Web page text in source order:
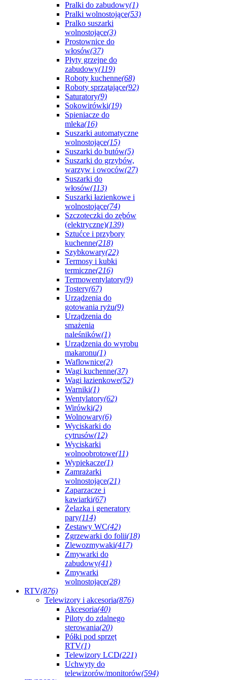
Pralki do zabudowy(1)
Pralki wolnostojące(53)
Pralko suszarki
wolnostojące(3)
Prostownice do
włosów(37)
Płyty grzejne do
zabudowy(119)
Roboty kuchenne(68)
Roboty sprzątające(92)
Saturatory(9)
Sokowirówki(19)
Spieniacze do
mleka(16)
Suszarki automatyczne
wolnostojące(15)
Suszarki do butów(5)
Suszarki do grzybów,
warzyw i owoców(27)
Suszarki do
włosów(113)
Suszarki łazienkowe i
wolnostojące(74)
Szczoteczki do zębów
(elektryczne)(139)
Sztućce i przybory
kuchenne(218)
Szybkowary(22)
Termosy i kubki
termiczne(216)
Termowentylatory(9)
Tostery(67)
Urządzenia do
gotowania ryżu(9)
Urządzenia do
smażenia
naleśników(1)
Urządzenia do wyrobu
makaronu(1)
Waflownice(2)
Wagi kuchenne(37)
Wagi łazienkowe(52)
Warniki(1)
Wentylatory(62)
Wirówki(2)
Wolnowary(6)
Wyciskarki do
cytrusów(12)
Wyciskarki
wolnoobrotowe(11)
Wypiekacze(1)
Zamrażarki
wolnostojące(21)
Zaparzacze i
kawiarki(67)
Żelazka i generatory
pary(114)
Zestawy WC(42)
Zgrzewarki do folii(18)
Zlewozmywaki(417)
Zmywarki do
zabudowy(41)
Zmywarki
wolnostojące(28)
RTV(876)
Telewizory i akcesoria(876)
Akcesoria(40)
Piloty do zdalnego
sterowania(20)
Półki pod sprzęt
RTV(1)
Telewizory LCD(221)
Uchwyty do
telewizorów/monitorów(594)